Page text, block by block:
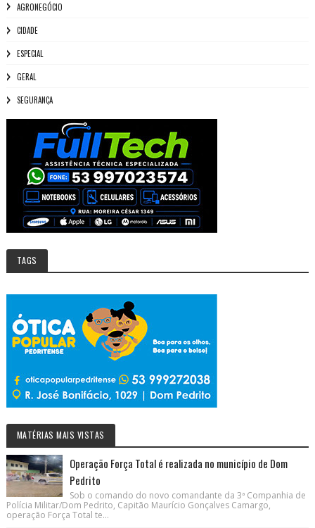
AGRONEGÓCIO
CIDADE
ESPECIAL
GERAL
SEGURANÇA
TAGS
MATÉRIAS MAIS VISTAS
Operação Força Total é realizada no município de Dom
Pedrito
Sob o comando do novo comandante da 3ª Companhia de
Polícia Militar/Dom Pedrito, Capitão Maurício Gonçalves Camargo,
operação Força Total te...